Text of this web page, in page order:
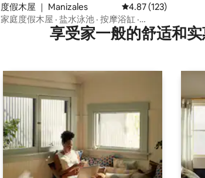
度假木屋 ｜ Manizales 平均评分 4.87 分（满
4.87 (123)
家庭度假木屋 · 盐水泳池 · 按摩浴缸 ·
享受家一般的舒适和